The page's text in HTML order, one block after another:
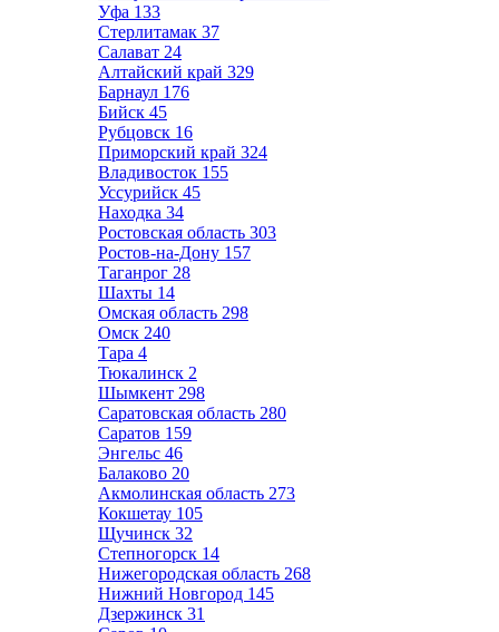
Уфа 133
Стерлитамак 37
Салават 24
Алтайский край 329
Барнаул 176
Бийск 45
Рубцовск 16
Приморский край 324
Владивосток 155
Уссурийск 45
Находка 34
Ростовская область 303
Ростов-на-Дону 157
Таганрог 28
Шахты 14
Омская область 298
Омск 240
Тара 4
Тюкалинск 2
Шымкент 298
Саратовская область 280
Саратов 159
Энгельс 46
Балаково 20
Акмолинская область 273
Кокшетау 105
Щучинск 32
Степногорск 14
Нижегородская область 268
Нижний Новгород 145
Дзержинск 31